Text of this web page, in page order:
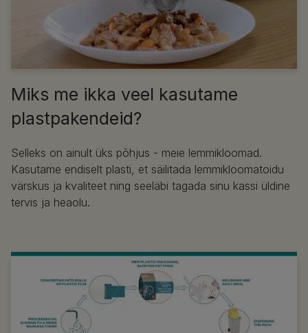
Miks me ikka veel kasutame
plastpakendeid?
Selleks on ainult üks põhjus - meie lemmikloomad.
Kasutame endiselt plasti, et säilitada lemmikloomatoidu
värskus ja kvaliteet ning seeläbi tagada sinu kassi üldine
tervis ja heaolu.